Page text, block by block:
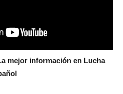
mejor información en Lucha